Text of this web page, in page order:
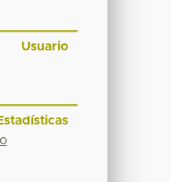
Usuario